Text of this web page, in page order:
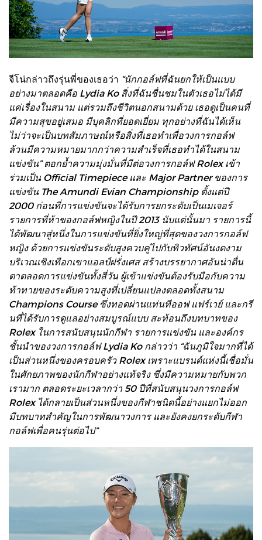
จีโน่กล่าวถึงรุ่นพี่ของเธอว่า “นักกอล์ฟที่ฉันยกให้เป็นแบบ
อย่างมาตลอดคือ Lydia Ko สิ่งที่ฉันชื่นชมในตัวเธอไม่ได้มี
แค่เรื่องในสนาม แต่รวมถึงชีวิตนอกสนามด้วย เธอดูเป็นคนที่
มีความสุขอยู่เสมอ มีบุคลิกที่ยอดเยี่ยม ทุกอย่างที่ฉันได้เห็น
ไม่ว่าจะเป็นบทสัมภาษณ์หรือสิ่งที่เธอทำเพื่อวงการกอล์ฟ
ล้วนมีความหมายมากกว่าความสำเร็จที่เธอทำได้ในสนาม
แข่งขัน” ตอกย้ำความมุ่งมั่นที่มีต่อวงการกอล์ฟ Rolex เข้า
ร่วมเป็น Official Timepiece และ Major Partner ของการ
แข่งขัน The Amundi Evian Championship ตั้งแต่ปี
2000 ก่อนที่การแข่งขันจะได้รับการยกระดับเป็นเมเจอร์
รายการที่ห้าของกอล์ฟหญิงในปี 2013 นับแต่นั้นมา รายการนี้
ได้พัฒนาสู่หนึ่งในการแข่งขันที่ยิ่งใหญ่ที่สุดของวงการกอล์ฟ
หญิง ด้วยการแข่งขันระดับสูงควบคู่ไปกับทิวทัศน์อันงดงาม
บริเวณเชิงเทือกเขาแอลป์ฝรั่งเศส สร้างบรรยากาศอันน่าตื่น
ตาตลอดการแข่งขันทั้งสี่วัน ผู้เข้าแข่งขันต้องรับมือกับความ
ท้าทายของระดับความสูงที่เปลี่ยนแปลงตลอดทั้งสนาม
Champions Course ซึ่งทอดผ่านแท่นทีออฟ แฟร์เวย์ และกรี
นที่ได้รับการดูแลอย่างสมบูรณ์แบบ สะท้อนถึงบทบาทของ
Rolex ในการสนับสนุนนักกีฬา รายการแข่งขัน และองค์กร
ชั้นนำของวงการกอล์ฟ Lydia Ko กล่าวว่า “ฉันภูมิใจมากที่ได้
เป็นส่วนหนึ่งของครอบครัว Rolex เพราะแบรนด์แห่งนี้เชื่อมั่น
ในศักยภาพของนักกีฬาอย่างแท้จริง ซึ่งมีความหมายกับพวก
เรามาก ตลอดระยะเวลากว่า 50 ปีที่สนับสนุนวงการกอล์ฟ
Rolex ได้กลายเป็นส่วนหนึ่งของกีฬาชนิดนี้อย่างแยกไม่ออก
มีบทบาทสำคัญในการพัฒนาวงการ และยังคงยกระดับกีฬา
กอล์ฟเพื่อคนรุ่นต่อไป”